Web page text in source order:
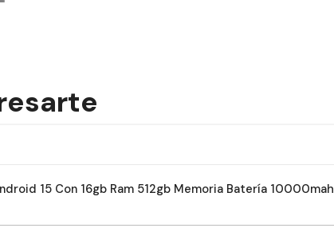
15 Con 16gb Ram 512gb Memoria Batería 10000mah